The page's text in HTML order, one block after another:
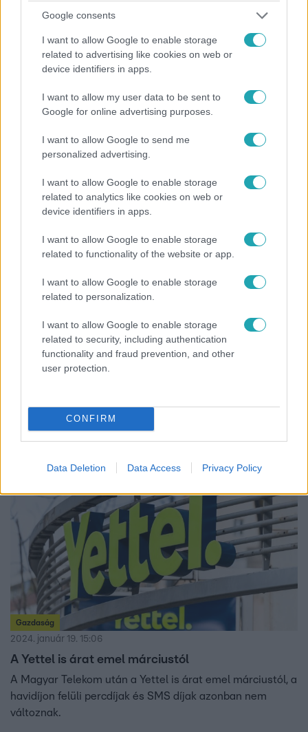
Google consents
I want to allow Google to enable storage
related to advertising like cookies on web or
device identifiers in apps.
I want to allow my user data to be sent to
Google for online advertising purposes.
I want to allow Google to send me
personalized advertising.
I want to allow Google to enable storage
related to analytics like cookies on web or
device identifiers in apps.
I want to allow Google to enable storage
related to functionality of the website or app.
I want to allow Google to enable storage
related to personalization.
I want to allow Google to enable storage
related to security, including authentication
functionality and fraud prevention, and other
user protection.
CONFIRM
Data Deletion Data Access Privacy Policy
Gazdaság
2024. május 8. 9:10
Így menekítik magyarok tízezrei a millióikat az adó
A kamatokra kivetett közteher elkerülhető, ha a
Életmód
2024. január 26. 14:32
Kiszámlázott feleségének 300 ezer forintot a
sértődött férj, amiért neki kellett kitakarítania a
A férj passzív-agresszív üzenetet is írt feleségének,
Gazdaság
2024. január 19. 15:06
A Yettel is árat emel márciustól
A Magyar Telekom után a Yettel is árat emel márciustól, a
havidíjon felüli percdíjak és SMS díjak azonban nem
változnak.